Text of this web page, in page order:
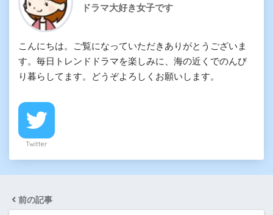
ドラマ大好き女子です
こんにちは。ご覧になっていただきありがとうございま
す。毎日トレンドドラマを楽しみに、海の近くでのんび
り暮らしてます。どうぞよろしくお願いします。
Twitter
前の記事